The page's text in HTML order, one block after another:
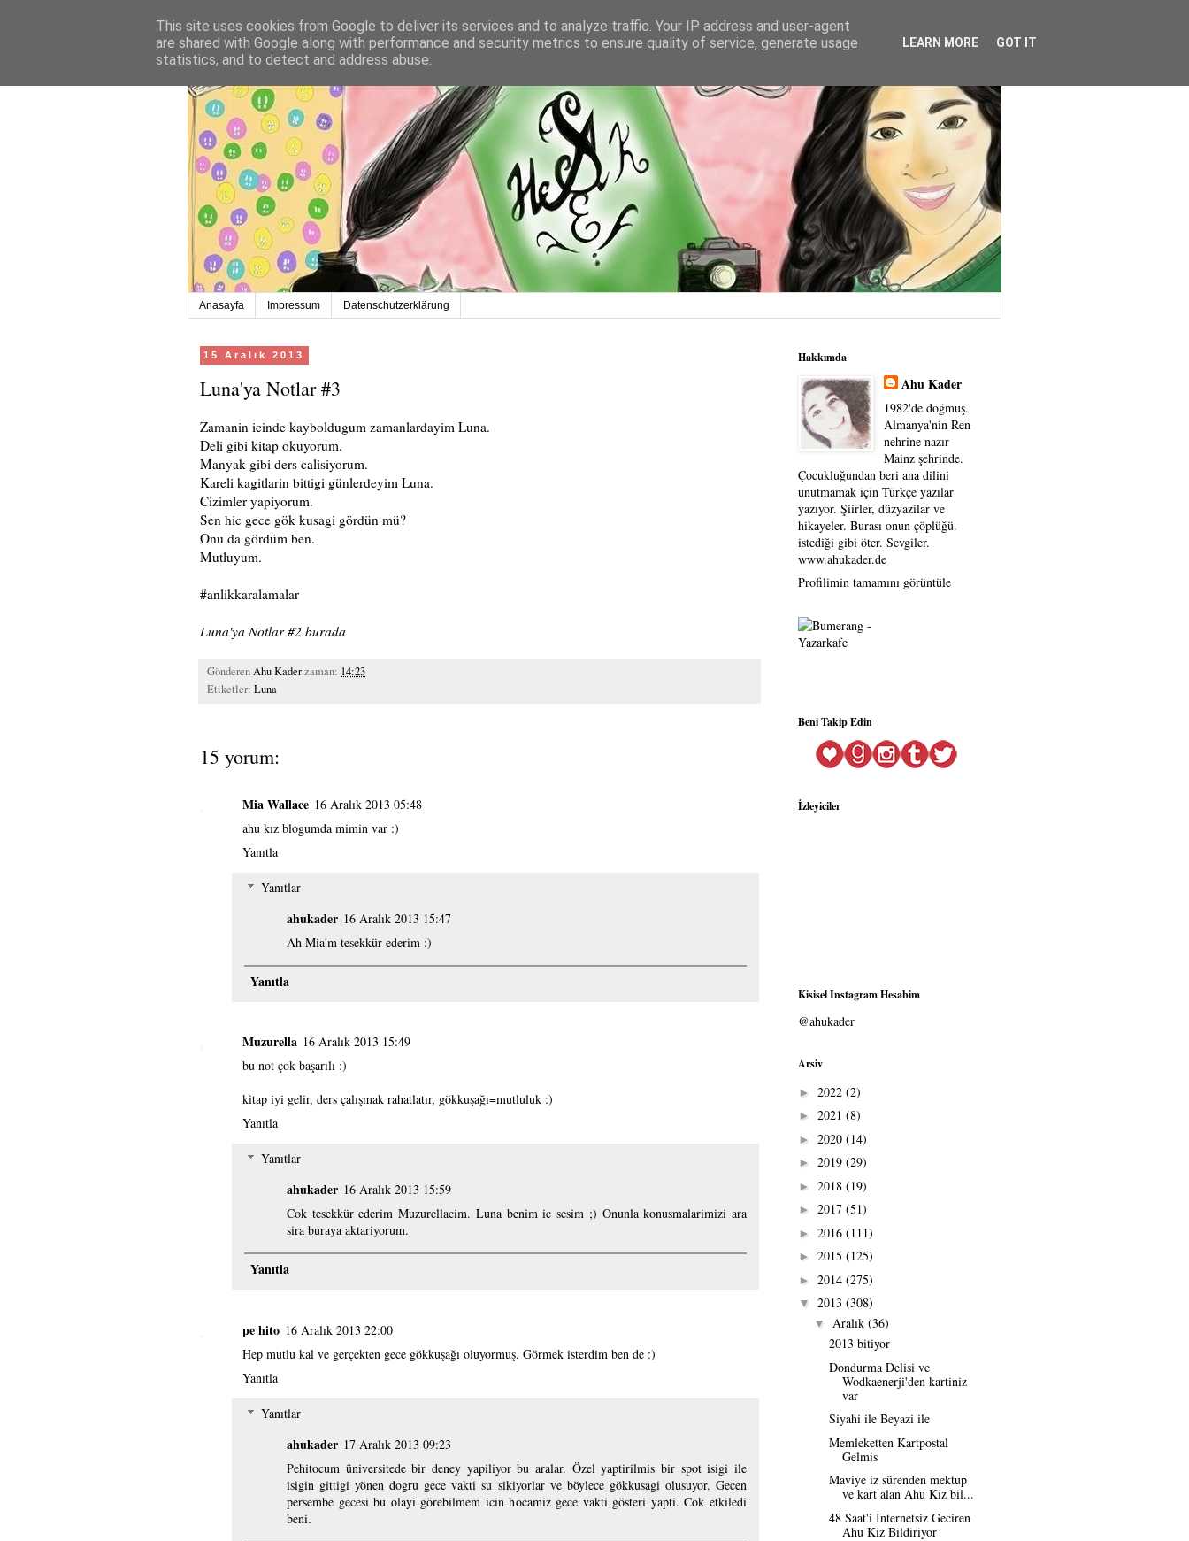
Anasayfa Impressum Datenschutzerklärung
15 Aralık 2013
Luna'ya Notlar #3
Zamanin icinde kayboldugum zamanlardayim Luna.
Deli gibi kitap okuyorum.
Manyak gibi ders calisiyorum.
Kareli kagitlarin bittigi günlerdeyim Luna.
Cizimler yapiyorum.
Sen hic gece gök kusagi gördün mü?
Onu da gördüm ben.
Mutluyum.
#anlikkaralamalar
Luna'ya Notlar #2 burada
GönderenAhu Kaderzaman: 14:23
Etiketler: Luna
15 yorum:
Mia Wallace 16 Aralık 2013 05:48
ahu kız blogumda mimin var :)
Yanıtla
Yanıtlar
ahukader 16 Aralık 2013 15:47
Ah Mia'm tesekkür ederim :)
Yanıtla
Muzurella 16 Aralık 2013 15:49
bu not çok başarılı :)
kitap iyi gelir, ders çalışmak rahatlatır, gökkuşağı=mutluluk :)
Yanıtla
Yanıtlar
ahukader 16 Aralık 2013 15:59
Cok tesekkür ederim Muzurellacim. Luna benim ic sesim ;) Onunla konusmalarimizi ara
sira buraya aktariyorum.
Yanıtla
pe hito 16 Aralık 2013 22:00
Hep mutlu kal ve gerçekten gece gökkuşağı oluyormuş. Görmek isterdim ben de :)
Yanıtla
Yanıtlar
ahukader 17 Aralık 2013 09:23
Pehitocum üniversitede bir deney yapiliyor bu aralar. Özel yaptirilmis bir spot isigi ile
isigin gittigi yönen dogru gece vakti su sikiyorlar ve böylece gökkusagi olusuyor. Gecen
persembe gecesi bu olayi görebilmem icin hocamiz gece vakti gösteri yapti. Cok etkiledi
beni.
Hakkımda
Ahu Kader
1982'de doğmuş.
Almanya'nin Ren
nehrine nazır
Mainz şehrinde.
Çocukluğundan beri ana dilini
unutmamak için Türkçe yazılar
yazıyor. Şiirler, düzyazilar ve
hikayeler. Burası onun çöplüğü.
istediği gibi öter. Sevgiler.
www.ahukader.de
Profilimin tamamını görüntüle
Beni Takip Edin
İzleyiciler
Kisisel Instagram Hesabim
@ahukader
Arsiv
► 2022 (2)
► 2021 (8)
► 2020 (14)
► 2019 (29)
► 2018 (19)
► 2017 (51)
► 2016 (111)
► 2015 (125)
► 2014 (275)
▼ 2013 (308)
▼ Aralık (36)
2013 bitiyor
Dondurma Delisi ve
Wodkaenerji'den kartiniz
var
Siyahi ile Beyazi ile
Memleketten Kartpostal
Gelmis
Maviye iz sürenden mektup
ve kart alan Ahu Kiz bil...
48 Saat'i Internetsiz Geciren
Ahu Kiz Bildiriyor
This site uses cookies from Google to deliver its services and to analyze traffic. Your IP address and user-agent
are shared with Google along with performance and security metrics to ensure quality of service, generate usage
statistics, and to detect and address abuse.
LEARN MORE GOT IT